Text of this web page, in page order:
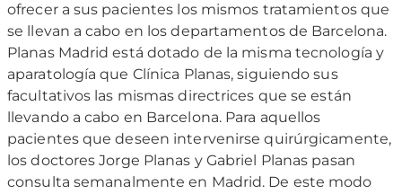
ofrecer a sus pacientes los mismos tratamientos que
se llevan a cabo en los departamentos de Barcelona.
Planas Madrid está dotado de la misma tecnología y
aparatología que Clínica Planas, siguiendo sus
facultativos las mismas directrices que se están
llevando a cabo en Barcelona. Para aquellos
pacientes que deseen intervenirse quirúrgicamente,
los doctores Jorge Planas y Gabriel Planas pasan
consulta semanalmente en Madrid. De este modo